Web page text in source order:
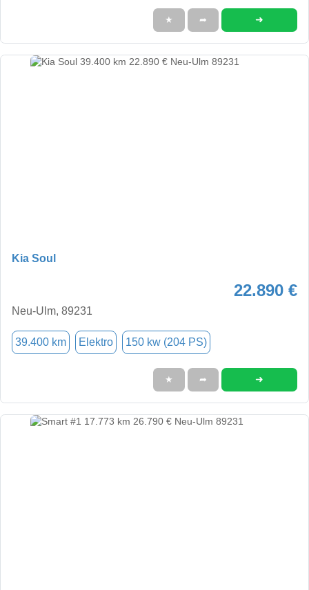
★ ➦ ➜
Kia Soul
22.890 €
Neu-Ulm, 89231
39.400 km Elektro 150 kw (204 PS)
★ ➦ ➜